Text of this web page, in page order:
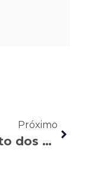
Próximo
Sindicato dos Bancários de Toledo (PR) ganha ação de revisão contra a PREVI